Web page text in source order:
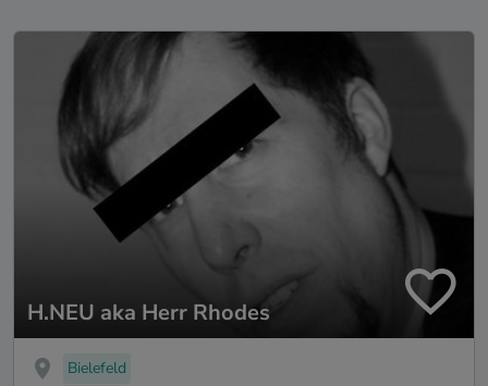
H.NEU aka Herr Rhodes
Bielefeld